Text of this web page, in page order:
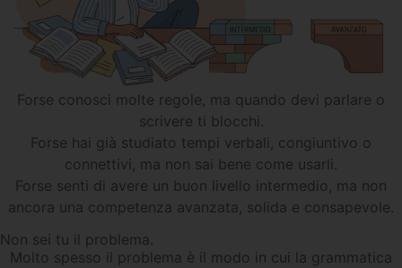
Forse conosci molte regole, ma quando devi parlare o
scrivere ti blocchi.
Forse hai già studiato tempi verbali, congiuntivo o
connettivi, ma non sai bene come usarli.
Forse senti di avere un buon livello intermedio, ma non
ancora una competenza avanzata, solida e consapevole.
Non sei tu il problema.
Molto spesso il problema è il modo in cui la grammatica